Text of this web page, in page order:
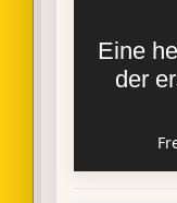
Eine
der